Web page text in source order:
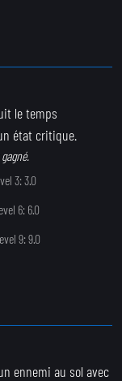
le temps
état critique.
3: 3.0
6: 6.0
9: 9.0
ennemi au sol avec